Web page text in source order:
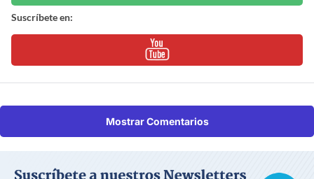
Suscríbete en:
Mostrar Comentarios